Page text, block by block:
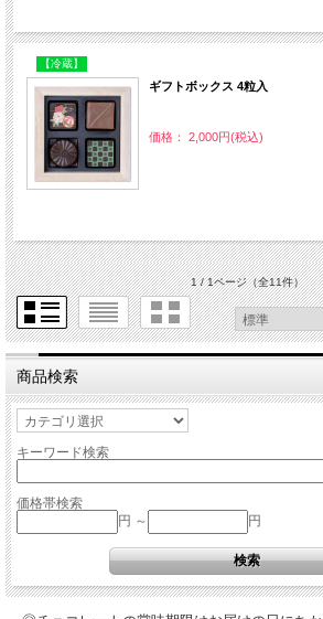
【冷蔵】
ギフトボックス 4粒入
価格： 2,000円(税込)
1 / 1ページ（全11件）
商品検索
キーワード検索
価格帯検索
円 ～
円